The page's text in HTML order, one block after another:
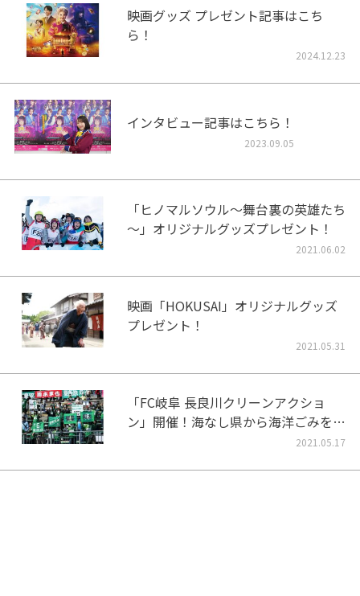
映画グッズ プレゼント記事はこち
ら！
2024.12.23
インタビュー記事はこちら！
2023.09.05
「ヒノマルソウル～舞台裏の英雄たち
～」オリジナルグッズプレゼント！
2021.06.02
映画「HOKUSAI」オリジナルグッズ
プレゼント！
2021.05.31
「FC岐阜 長良川クリーンアクショ
ン」開催！海なし県から海洋ごみをな
2021.05.17